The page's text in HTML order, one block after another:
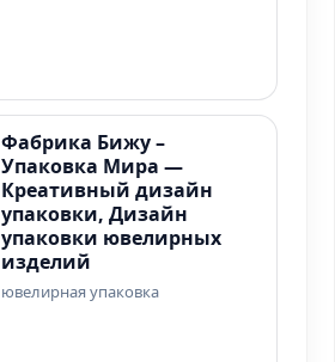
Фабрика Бижу –
Упаковка Мира —
Креативный дизайн
упаковки, Дизайн
упаковки ювелирных
изделий
ювелирная упаковка